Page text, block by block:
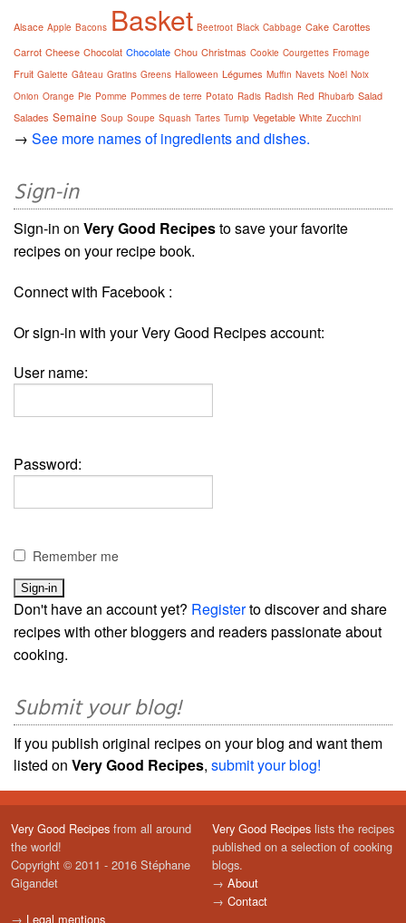
Alsace Apple Bacons Basket Beetroot Black Cabbage Cake Carottes
Carrot Cheese Chocolat Chocolate Chou Christmas Cookie Courgettes Fromage
Fruit Galette Gâteau Gratins Greens Halloween Légumes Muffin Navets Noël Noix
Onion Orange Pie Pomme Pommes de terre Potato Radis Radish Red Rhubarb Salad
Salades Semaine Soup Soupe Squash Tartes Turnip Vegetable White Zucchini
→ See more names of ingredients and dishes.
Sign-in
Sign-in on Very Good Recipesto save your favorite
recipes on your recipe book.
Connect with Facebook :
Or sign-in with your Very Good Recipes account:
User name:
Password:
Remember me
Don't have an account yet? Registerto discover and share
recipes with other bloggers and readers passionate about
cooking.
Submit your blog!
If you publish original recipes on your blog and want them
listed on Very Good Recipes, submit your blog!
Very Good Recipes from all around
the world!
Copyright © 2011 - 2016 Stéphane
Gigandet
→ Legal mentions
Very Good Recipes lists the recipes
published on a selection of cooking
blogs.
→ About
→ Contact